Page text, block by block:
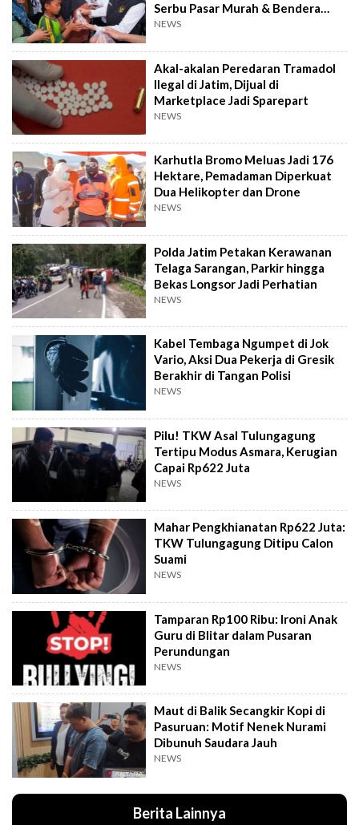
Serbu Pasar Murah & Bendera
Merah Putih
NEWS
Akal-akalan Peredaran Tramadol
Ilegal di Jatim, Dijual di
Marketplace Jadi Sparepart
NEWS
Karhutla Bromo Meluas Jadi 176
Hektare, Pemadaman Diperkuat
Dua Helikopter dan Drone
NEWS
Polda Jatim Petakan Kerawanan
Telaga Sarangan, Parkir hingga
Bekas Longsor Jadi Perhatian
NEWS
Kabel Tembaga Ngumpet di Jok
Vario, Aksi Dua Pekerja di Gresik
Berakhir di Tangan Polisi
NEWS
Pilu! TKW Asal Tulungagung
Tertipu Modus Asmara, Kerugian
Capai Rp622 Juta
NEWS
Mahar Pengkhianatan Rp622 Juta:
TKW Tulungagung Ditipu Calon
Suami
NEWS
Tamparan Rp100 Ribu: Ironi Anak
Guru di Blitar dalam Pusaran
Perundungan
NEWS
Maut di Balik Secangkir Kopi di
Pasuruan: Motif Nenek Nurami
Dibunuh Saudara Jauh
NEWS
Berita Lainnya